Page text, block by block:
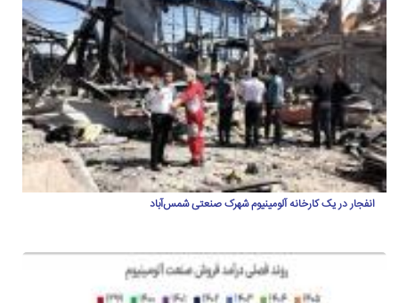
انفجار در یک کارخانه آلومینیوم شهرک صنعتی شمس‌آباد